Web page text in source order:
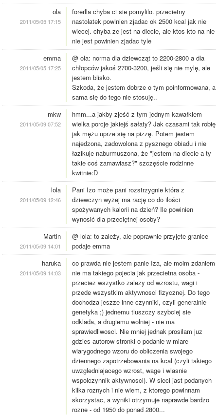
ola
2011/05/05 17:15
forerlla chyba ci sie pomylilo. przecietny
nastolatek powinien zjadac ok 2500 kcal jak nie
wiecej. chyba ze jest na diecie, ale ktos kto na nie
nie jest powinien zjadac tyle
emma
2011/05/05 17:25
@ ola: norma dla dziewcząt to 2200-2800 a dla
chłopców jakoś 2700-3200, jeśli się nie mylę, ale
jestem blisko.
Szkoda, że jestem dobrze o tym poinformowana, a
sama się do tego nie stosuję..
mkw
2011/05/09 07:52
hmm...a jakby zjeść z tym jednym kawałkiem
wielka porcje jakiejś sałaty? Jak czasami tak robię
jak mężu uprze się na pizzę. Potem jestem
najedzona, zadowolona z pysznego obiadu i nie
łazikuje naburmuszona, że "jestem na diecie a ty
takie coś zamawiasz?" szczęście rodzinne
kwitnie:D
lola
2011/05/09 12:46
Pani Izo może pani rozstrzygnie która z
dziewczyn wyżej ma rację co do ilości
spożywanych kalorii na dzień? Ile powinien
wynosić dla przeciętnej osoby?
Martin
2011/05/09 14:01
@ lola: to zależy, ale poprawnie przyjęte granice
podaje emma
haruka
2011/05/09 14:03
co prawda nie jestem panie Iza, ale moim zdaniem
nie ma takiego pojecia jak przecietna osoba -
przeciez wszystko zalezy od wzrostu, wagi i
przede wszystkim aktywnosci fizycznej. Do tego
dochodza jeszze inne czynniki, czyli generalnie
genetyka ;) jednemu tluszczy szybciej sie
odklada, a drugiemu wolniej - nie ma
sprawiedliwosci. Nie mniej jednak prosilam juz
gdzies autorow stronki o podanie w miare
wiarygodnego wzoru do obliczenia swojego
dziennego zapotrzebowania na kcal (czyli takiego
uwzgledniajacego wzrost, wage i wlasnie
wspolczynnik aktywnosci). W sieci jast podanych
kilka roznych i nie wiem, z ktorego powinnam
skorzystac, a wyniki otrzymuje naprawde bardzo
rozne - od 1950 do ponad 2800...